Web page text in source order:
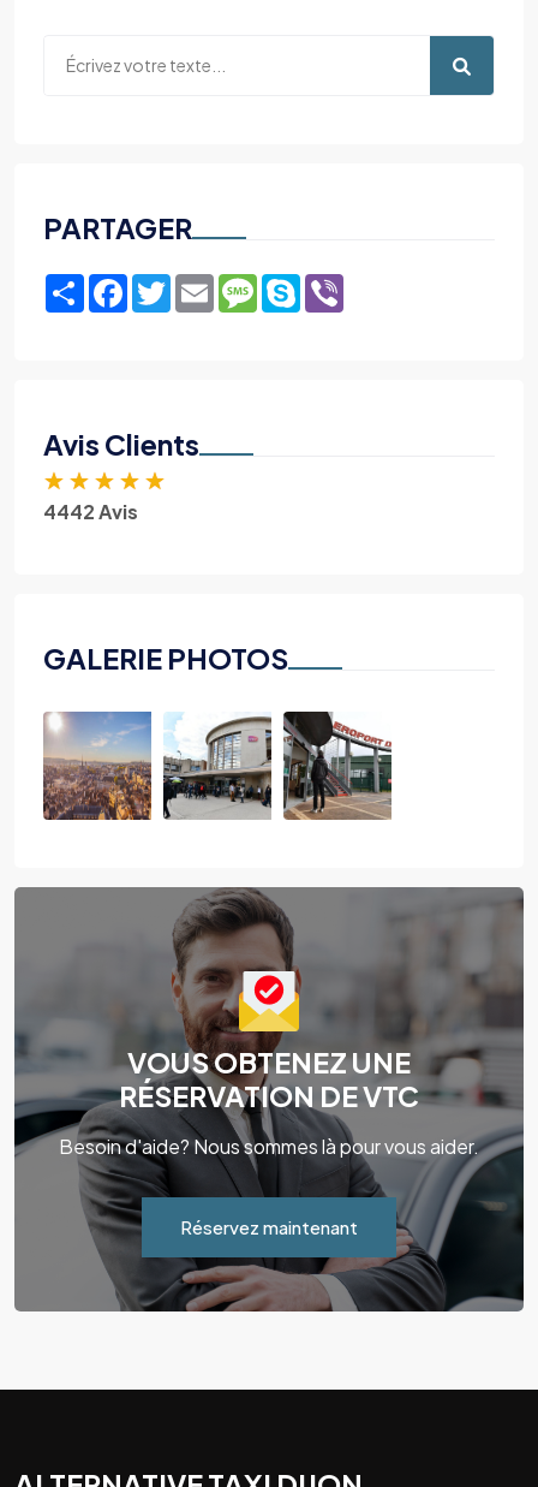
PARTAGER
ShareFacebook
TwitterEmailMessage
Skype
Avis Clients
★ ★ ★ ★ ★
4442 Avis
GALERIE PHOTOS
VOUS OBTENEZ UNE
RÉSERVATION DE VTC
Besoin d'aide? Nous sommes là pour vous aider.
Réservez maintenant